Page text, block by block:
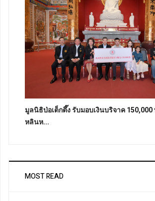
มูลนิธิป่อเต็กตึ๊ง รับมอบเงินบริจาค
หลินห...
MOST READ